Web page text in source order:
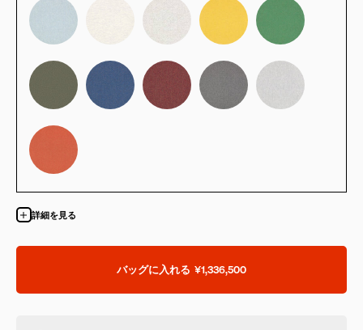
詳細を見る
バッグに入れる ¥1,336,500